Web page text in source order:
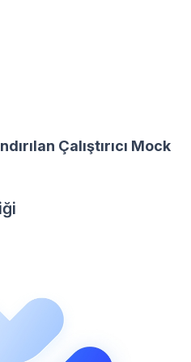
Çalıştırıcı Mock